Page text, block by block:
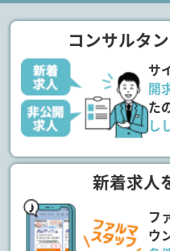
コンサルタ
サ
開
た
し
新着求人
フ
ウ